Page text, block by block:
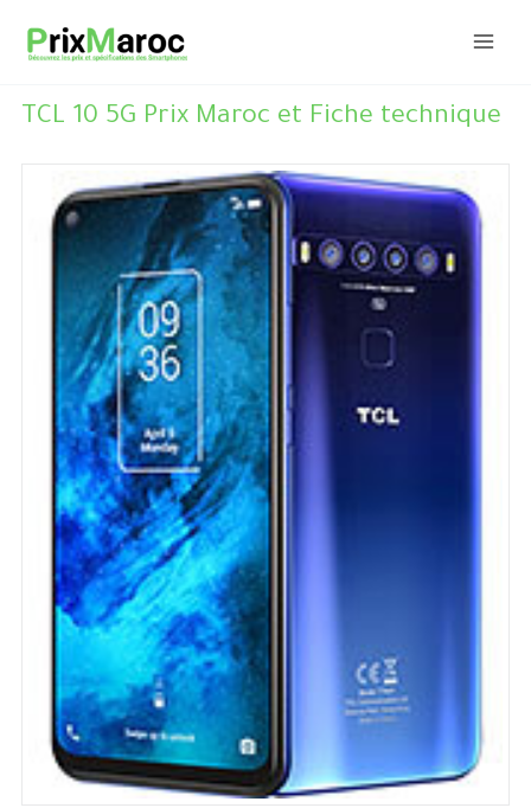
TCL 10 5G Prix Maroc et Fiche technique